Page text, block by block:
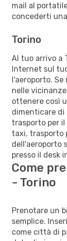
mail al
concederti
Torino
Al tuo arrivo a
Internet sul
l'aeroporto.
nelle
ottenere così
dimenticare di
trasporto per
taxi, trasporto
dell'aeroporto
presso il desk
Come
- Torino
Prenotare un
semplice.
come città di